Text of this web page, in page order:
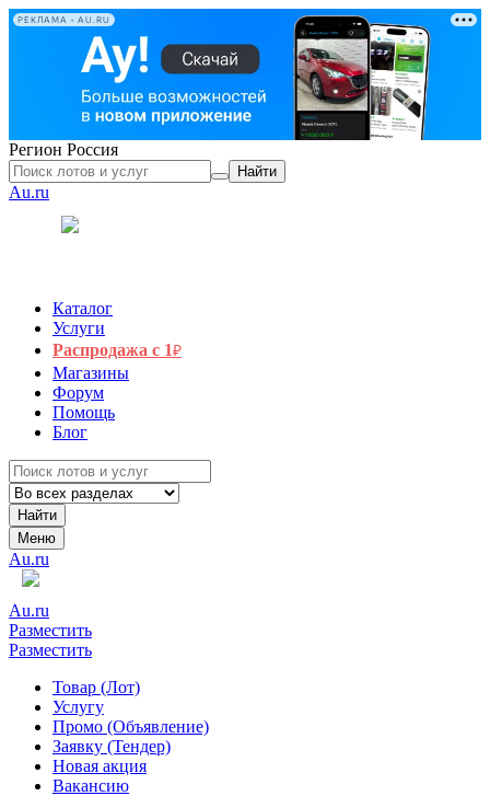
РЕКЛАМА • AU.RU
Регион Россия
Найти
Au.ru
Каталог
Услуги
Распродажа с 1₽
Магазины
Форум
Помощь
Блог
Найти
Меню
Au.ru
Au.ru
Разместить
Разместить
Товар (Лот)
Услугу
Промо (Объявление)
Заявку (Тендер)
Новая акция
Вакансию